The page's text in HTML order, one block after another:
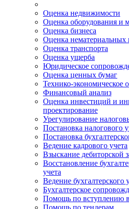
Оценка недвижимости
Оценка оборудования и
Оценка бизнеса
Оценка нематериальных
Оценка транспорта
Оценка ущерба
Юридическое
Оценка ценных бумаг
Технико-экономическое
Финансовый анализ
Оценка инвестиций и
проектирование
Урегулирование
Постановка налогового
Постановка
Ведение кадрового учета
Взыскание дебиторской
Восстановление
учета
Ведение бухгалтерского
Бухгалтерское
Помощь по вступлению
Помощь по тендерам